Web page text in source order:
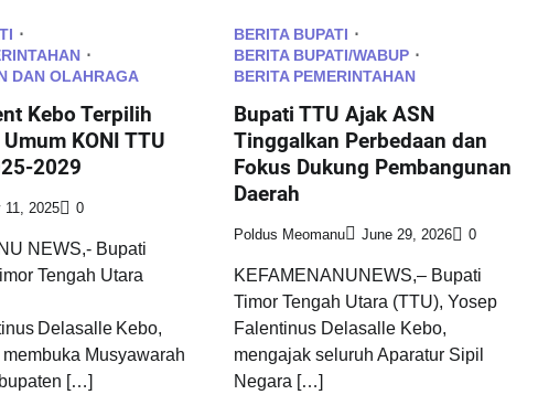
DAN OLAHRAGA
Kebo Terpilih
KONI TTU
2029
11, 2025 0
NEWS,- Bupati
Tengah Utara
Delasalle Kebo,
Musyawarah
[…]
BERITA BUPATI
BERITA BUPATI/WABUP
BERITA PEMERINTAHAN
Bupati TTU Ajak ASN
Tinggalkan Perbedaan dan
Fokus Dukung Pembangunan
Daerah
Poldus Meomanu June 29, 2026 0
KEFAMENANUNEWS,– Bupati
Timor Tengah Utara (TTU), Yosep
Falentinus Delasalle Kebo,
mengajak seluruh Aparatur Sipil
Negara […]